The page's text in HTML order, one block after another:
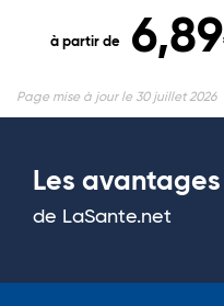
à partir de 6,89
Page mise à jour le 30 juillet 2026
Les avantages
de LaSante.net